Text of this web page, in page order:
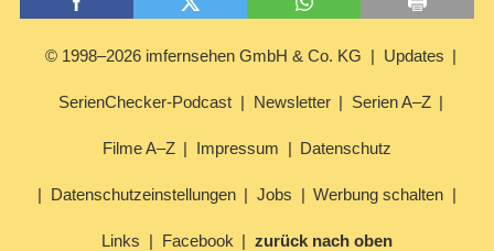
© 1998–2026 imfernsehen GmbH & Co. KG Updates
SerienChecker-Podcast Newsletter Serien A–Z
Filme A–Z Impressum Datenschutz
Datenschutzeinstellungen Jobs Werbung schalten
Links Facebook zurück nach oben